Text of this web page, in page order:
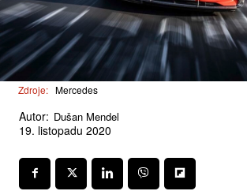
Zdroje: Mercedes
Autor: Dušan Mendel
19. listopadu 2020